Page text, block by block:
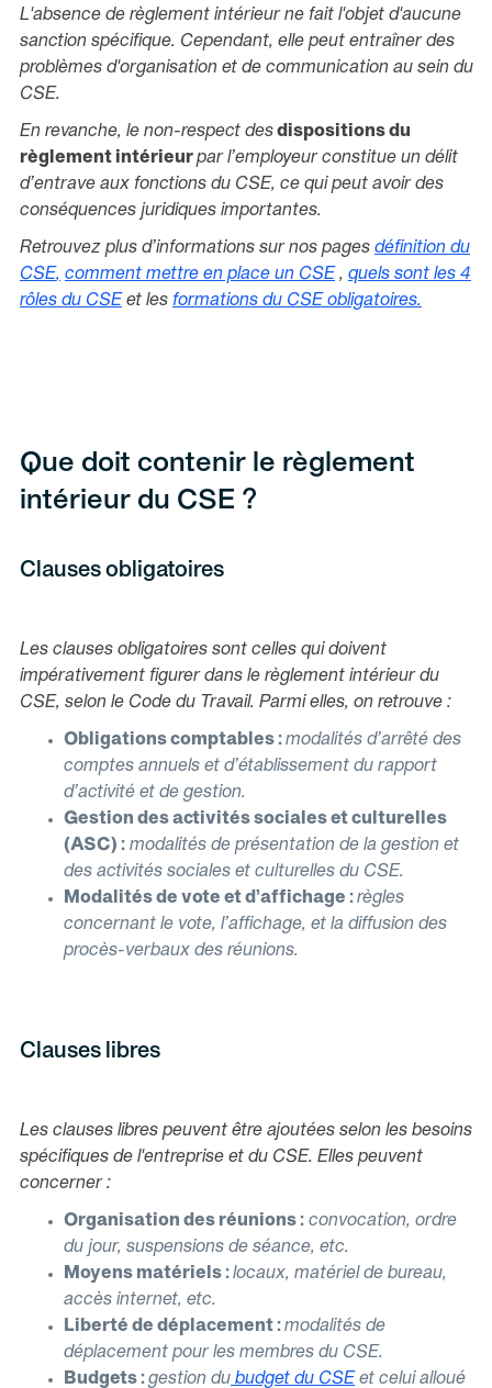
L'absence de règlement intérieur ne fait l'objet d'aucune
sanction spécifique. Cependant, elle peut entraîner des
problèmes d'organisation et de communication au sein du
CSE.
En revanche, le non-respect des dispositions du
règlement intérieur par l’employeur constitue un délit
d’entrave aux fonctions du CSE, ce qui peut avoir des
conséquences juridiques importantes.
Retrouvez plus d’informations sur nos pages définition du
CSE, comment mettre en place un CSE , quels sont les 4
rôles du CSE et les formations du CSE obligatoires.
Que doit contenir le règlement
intérieur du CSE ?
Clauses obligatoires
Les clauses obligatoires sont celles qui doivent
impérativement figurer dans le règlement intérieur du
CSE, selon le Code du Travail. Parmi elles, on retrouve :
Obligations comptables : modalités d’arrêté des
comptes annuels et d’établissement du rapport
d’activité et de gestion.
Gestion des activités sociales et culturelles
(ASC) : modalités de présentation de la gestion et
des activités sociales et culturelles du CSE.
Modalités de vote et d’affichage : règles
concernant le vote, l’affichage, et la diffusion des
procès-verbaux des réunions.
Clauses libres
Les clauses libres peuvent être ajoutées selon les besoins
spécifiques de l'entreprise et du CSE. Elles peuvent
concerner :
Organisation des réunions : convocation, ordre
du jour, suspensions de séance, etc.
Moyens matériels : locaux, matériel de bureau,
accès internet, etc.
Liberté de déplacement : modalités de
déplacement pour les membres du CSE.
Budgets : gestion du budget du CSE et celui alloué